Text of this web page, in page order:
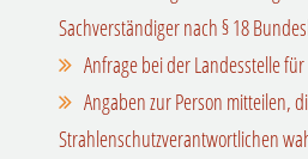
Sachverständiger nach § 18
Anfrage bei der Landesstelle
Angaben zur Person mitteilen,
Strahlenschutzverantwortlichen